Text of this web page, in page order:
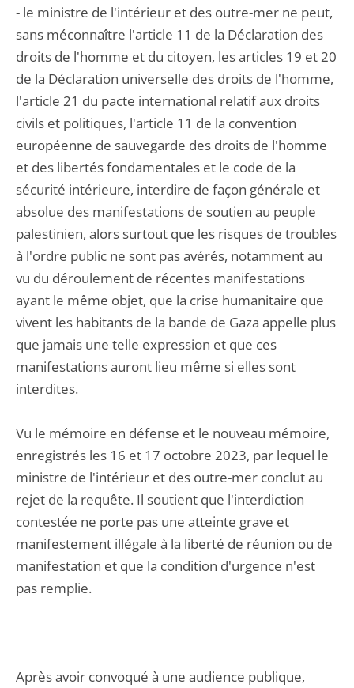
- le ministre de l'intérieur et des outre-mer ne peut,
sans méconnaître l'article 11 de la Déclaration des
droits de l'homme et du citoyen, les articles 19 et 20
de la Déclaration universelle des droits de l'homme,
l'article 21 du pacte international relatif aux droits
civils et politiques, l'article 11 de la convention
européenne de sauvegarde des droits de l'homme
et des libertés fondamentales et le code de la
sécurité intérieure, interdire de façon générale et
absolue des manifestations de soutien au peuple
palestinien, alors surtout que les risques de troubles
à l'ordre public ne sont pas avérés, notamment au
vu du déroulement de récentes manifestations
ayant le même objet, que la crise humanitaire que
vivent les habitants de la bande de Gaza appelle plus
que jamais une telle expression et que ces
manifestations auront lieu même si elles sont
interdites.
Vu le mémoire en défense et le nouveau mémoire,
enregistrés les 16 et 17 octobre 2023, par lequel le
ministre de l'intérieur et des outre-mer conclut au
rejet de la requête. Il soutient que l'interdiction
contestée ne porte pas une atteinte grave et
manifestement illégale à la liberté de réunion ou de
manifestation et que la condition d'urgence n'est
pas remplie.
Après avoir convoqué à une audience publique,